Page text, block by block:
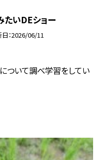
たいDEショー
日 2026/06/11
ついて調べ学習をしてい